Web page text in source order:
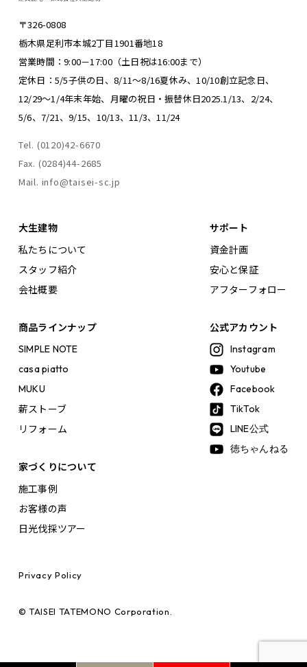
〒326-0808
栃木県足利市本城2丁目1901番地18
営業時間：9:00－17:00（土日祝は16:00まで）
定休日：5/5子供の日、8/11～8/16夏休み、 10/10創立記念日、
12/29～1/4年末年始、 月曜の祝日・振替休日2025.1/13、2/24、
5/6、7/21、9/15、10/13、11/3、11/24
Tel. (0120)42-6670
Fax. (0284)44-2685
Mail. info@taisei-sc.jp
大生建物
私たちについて
スタッフ紹介
会社概要
商品ラインナップ
SIMPLE NOTE
casa piatto
MUKU
薪ストーブ
リフォーム
家づくりについて
施工事例
お客様の声
日光伐採ツアー
サポート
資金計画
安心と保証
アフターフォロー
公式アカウント
Instagram
Youtube
Facebook
TikTok
LINE公式
徳ちゃんねる
Privacy Policy
© TAISEI TATEMONO Corporation.